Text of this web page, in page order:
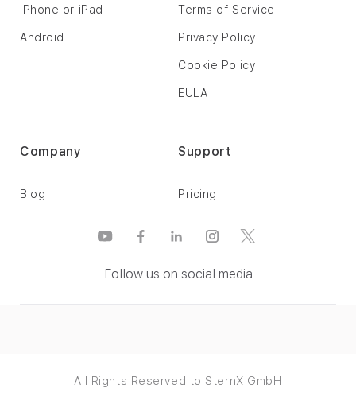
Follow us on social media
Support
Pricing
Company
Blog
Terms of Service
Privacy Policy
Cookie Policy
EULA
iPhone or iPad
Android
All Rights Reserved to SternX GmbH